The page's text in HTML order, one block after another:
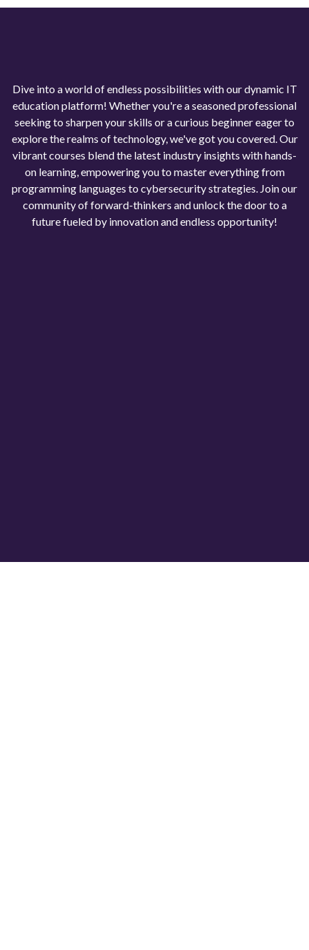
Dive into a world of endless possibilities with our dynamic IT
education platform! Whether you're a seasoned professional
seeking to sharpen your skills or a curious beginner eager to
explore the realms of technology, we've got you covered. Our
vibrant courses blend the latest industry insights with hands-
on learning, empowering you to master everything from
programming languages to cybersecurity strategies. Join our
community of forward-thinkers and unlock the door to a
future fueled by innovation and endless opportunity!